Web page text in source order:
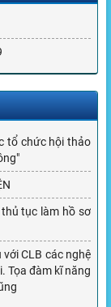
tổ chức hội thảo
tục làm hồ sơ
CLB các nghệ
Tọa đàm kĩ năng